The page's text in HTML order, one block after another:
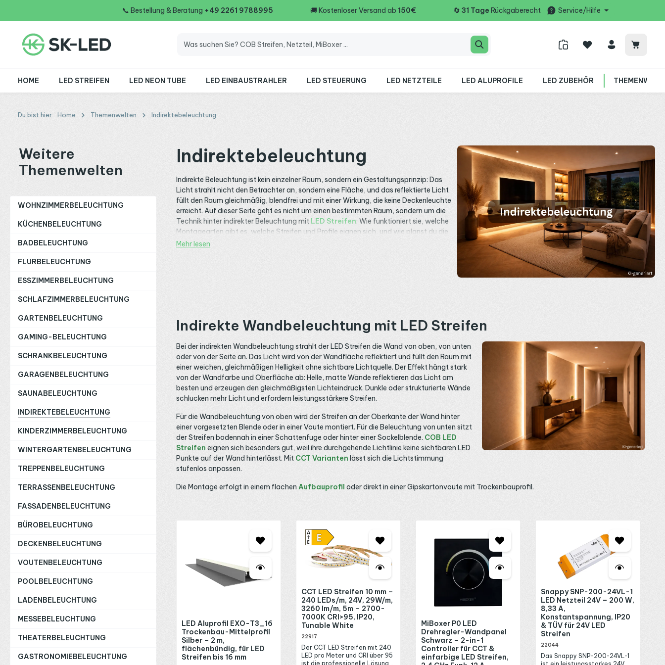
📞 Bestellung & Beratung +49 2261 9788995 🚚 Kostenloser Versand ab 150€ 🔄 31 Tage Rückgaberecht Service/Hilfe
HOME LED STREIFEN LED NEON TUBE LED EINBAUSTRAHLER LED STEUERUNG LED NETZTEILE LED ALUPROFILE LED ZUBEHÖR
Du bist hier: Home Themenwelten Indirektebeleuchtung
Weitere
Themenwelten
WOHNZIMMERBELEUCHTUNG
KÜCHENBELEUCHTUNG
BADBELEUCHTUNG
FLURBELEUCHTUNG
ESSZIMMERBELEUCHTUNG
SCHLAFZIMMERBELEUCHTUNG
GARTENBELEUCHTUNG
GAMING-BELEUCHTUNG
SCHRANKBELEUCHTUNG
GARAGENBELEUCHTUNG
SAUNABELEUCHTUNG
INDIREKTEBELEUCHTUNG
KINDERZIMMERBELEUCHTUNG
WINTERGARTENBELEUCHTUNG
TREPPENBELEUCHTUNG
TERRASSENBELEUCHTUNG
FASSADENBELEUCHTUNG
BÜROBELEUCHTUNG
DECKENBELEUCHTUNG
VOUTENBELEUCHTUNG
POOLBELEUCHTUNG
LADENBELEUCHTUNG
MESSEBELEUCHTUNG
THEATERBELEUCHTUNG
GASTRONOMIEBELEUCHTUNG
Indirektebeleuchtung
Indirekte Beleuchtung ist kein einzelner Raum, sondern ein Gestaltungsprinzip: Das
Licht strahlt nicht den Betrachter an, sondern eine Fläche, und das reflektierte Licht
füllt den Raum gleichmäßig, blendfrei und mit einer Wirkung, die keine Deckenleuchte
erreicht. Auf dieser Seite geht es nicht um einen bestimmten Raum, sondern um die
Technik hinter indirekter Beleuchtung mit LED Streifen: Wie funktioniert sie, welche
Montagearten gibt es, welche Streifen und Profile eignen sich, und wie planst du die
Umsetzung? Die raumspezifischen Details findest du in unseren einzelnen
Mehr lesen
Indirekte Wandbeleuchtung mit LED Streifen
Bei der indirekten Wandbeleuchtung strahlt der LED Streifen die Wand von oben, von unten
oder von der Seite an. Das Licht wird von der Wandfläche reflektiert und füllt den Raum mit
einer weichen, gleichmäßigen Helligkeit ohne sichtbare Lichtquelle. Der Effekt hängt stark
von der Wandfarbe und Oberfläche ab: Helle, matte Wände reflektieren das Licht am
besten und erzeugen den gleichmäßigsten Lichteindruck. Dunkle oder strukturierte Wände
schlucken mehr Licht und erfordern leistungsstärkere Streifen.
Für die Wandbeleuchtung von oben wird der Streifen an der Oberkante der Wand hinter
einer vorgesetzten Blende oder in einer Voute montiert. Für die Beleuchtung von unten sitzt
der Streifen bodennah in einer Schattenfuge oder hinter einer Sockelblende. COB LED
Streifen eignen sich besonders gut, weil ihre durchgehende Lichtlinie keine sichtbaren LED
Punkte auf der Wand hinterlässt. Mit CCT Varianten lässt sich die Lichtstimmung
stufenlos anpassen.
Die Montage erfolgt in einem flachen Aufbauprofil oder direkt in einer Gipskartonvoute mit Trockenbauprofil.
LED Aluprofil EXO-T3_16
Trockenbau-Mittelprofil
Silber – 2 m,
flächenbündig, für LED
Streifen bis 16 mm
CCT LED Streifen 10 mm –
240 LEDs/m, 24V, 29W/m,
3260 lm/m, 5m – 2700-
7000K CRI>95, IP20,
Tunable White
22917
Der CCT LED Streifen mit 240
LED pro Meter und CRI über 95
ist die professionelle Lösung
MiBoxer P0 LED
Drehregler-Wandpanel
Schwarz – 2-in-1
Controller für CCT &
einfarbige LED Streifen,
Snappy SNP-200-24VL-1
LED Netzteil 24V – 200 W,
8,33 A,
Konstantspannung, IP20
& TÜV für 24V LED
Streifen
22044
Das Snappy SNP-200-24VL-1